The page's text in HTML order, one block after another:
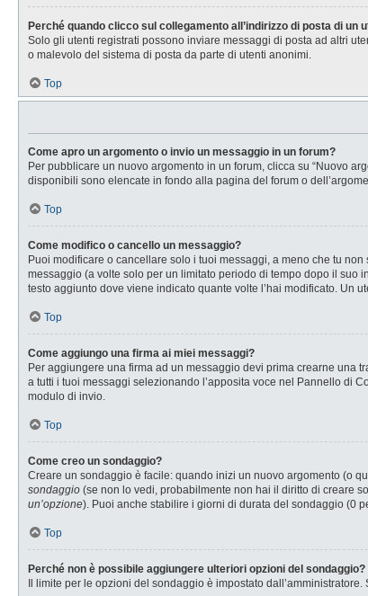
Perché quando clicco sul collegamento all’indirizzo di posta di
Solo gli utenti registrati possono inviare messaggi di posta ad altri
o malevolo del sistema di posta da parte di utenti anonimi.
Top
Come apro un argomento o invio un messaggio in un forum?
Per pubblicare un nuovo argomento in un forum, clicca su “Nuovo
disponibili sono elencate in fondo alla pagina del forum o
Top
Come modifico o cancello un messaggio?
Puoi modificare o cancellare solo i tuoi messaggi, a meno che tu
messaggio (a volte solo per un limitato periodo di tempo dopo il suo
testo aggiunto dove viene indicato quante volte l’hai modificato. Un
Top
Come aggiungo una firma ai miei messaggi?
Per aggiungere una firma ad un messaggio devi prima crearne una
a tutti i tuoi messaggi selezionando l’apposita voce nel Pannello di
modulo di invio.
Top
Come creo un sondaggio?
Creare un sondaggio è facile: quando inizi un nuovo argomento (o
sondaggio (se non lo vedi, probabilmente non hai il diritto di creare
un’opzione). Puoi anche stabilire i giorni di durata del sondaggio (0
Top
Perché non è possibile aggiungere ulteriori opzioni del sondaggio?
Il limite per le opzioni del sondaggio è impostato